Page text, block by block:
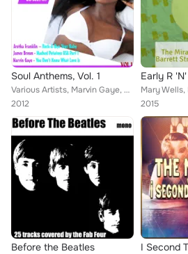
Soul Anthems, Vol. 1
Various Artists, Marvin Gaye, Shirley Bassey, Mary Wells, Eartha Kitt, Quincy Jones, James Brown, Smokey Robinson and the Miracl...
2012
2015
Before the Beatles